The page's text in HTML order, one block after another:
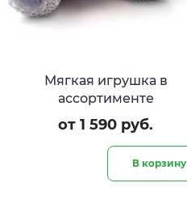
Мягкая игрушка в
ассортименте
от 1 590 руб.
В корзину